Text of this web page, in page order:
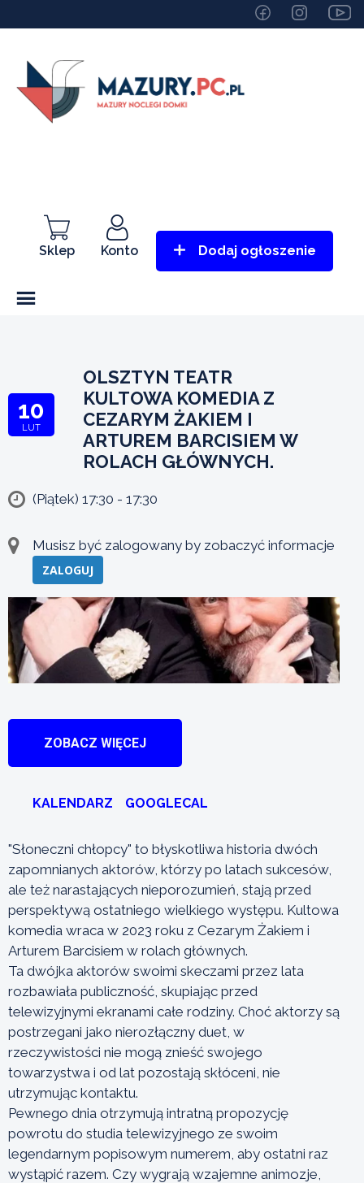
Sklep Konto Dodaj ogłoszenie
10
LUT
OLSZTYN TEATR
KULTOWA KOMEDIA Z
CEZARYM ŻAKIEM I
ARTUREM BARCISIEM W
ROLACH GŁÓWNYCH.
(Piątek) 17:30 - 17:30
Musisz być zalogowany by zobaczyć informacje
ZALOGUJ
ZOBACZ WIĘCEJ
KALENDARZ GOOGLECAL
"Słoneczni chłopcy" to błyskotliwa historia dwóch
zapomnianych aktorów, którzy po latach sukcesów,
ale też narastających nieporozumień, stają przed
perspektywą ostatniego wielkiego występu. Kultowa
komedia wraca w 2023 roku z Cezarym Żakiem i
Arturem Barcisiem w rolach głównych.
Ta dwójka aktorów swoimi skeczami przez lata
rozbawiała publiczność, skupiając przed
telewizyjnymi ekranami całe rodziny. Choć aktorzy są
postrzegani jako nierozłączny duet, w
rzeczywistości nie mogą znieść swojego
towarzystwa i od lat pozostają skłóceni, nie
utrzymując kontaktu.
Pewnego dnia otrzymują intratną propozycję
powrotu do studia telewizyjnego ze swoim
legendarnym popisowym numerem, aby ostatni raz
wystąpić razem. Czy wygrają wzajemne animozje,